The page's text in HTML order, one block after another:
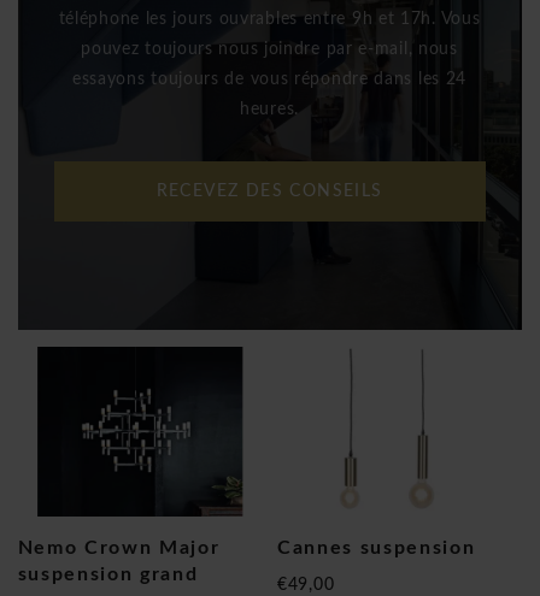
téléphone les jours ouvrables entre 9h et 17h. Vous
pouvez toujours nous joindre par e-mail, nous
essayons toujours de vous répondre dans les 24
heures.
RECEVEZ DES CONSEILS
Nemo Crown Major
suspension grand
Cannes suspension
€49,00